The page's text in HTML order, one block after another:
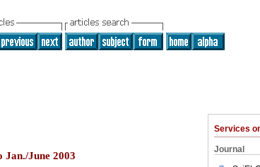
Services
Journal
Jan./June 2003